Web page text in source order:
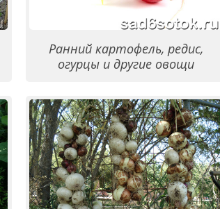
Ранний картофель, редис,
огурцы и другие овощи